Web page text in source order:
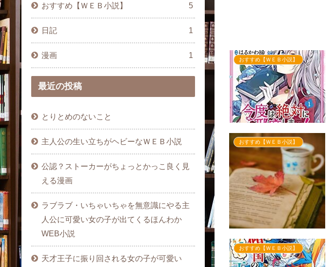
おすすめ【ＷＥＢ小説】
おすすめ【ＷＥＢ小説】
おすすめ【ＷＥＢ小説】
おすすめ【ＷＥＢ小説】 5
日記 1
漫画 1
最近の投稿
とりとめのないこと
主人公の生い立ちがヘビーなＷＥＢ小説
公認？ストーカーがちょっとかっこ良く見
える漫画
ラブラブ・いちゃいちゃを無意識にやる主
人公に可愛い女の子が出てくるほんわか
WEB小説
天才王子に振り回される女の子が可愛い